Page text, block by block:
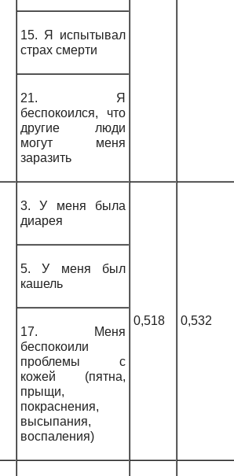
15. Я испытывал
страх смерти
21. Я
беспокоился, что
другие люди
могут меня
заразить
3. У меня была
диарея
0,518 0,532
5. У меня был
кашель
17. Меня
беспокоили
проблемы с
кожей (пятна,
прыщи,
покраснения,
высыпания,
воспаления)